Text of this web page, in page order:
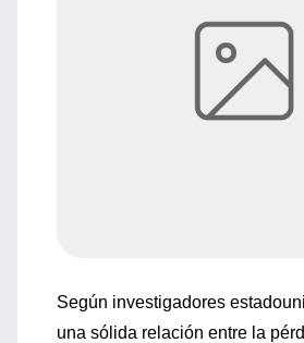
Según investigadores
una sólida relación entre la